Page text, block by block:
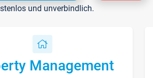
und unverbindlich.
Management